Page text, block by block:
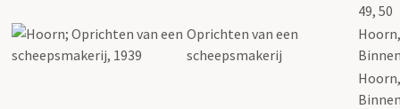
49, 50
Oprichten van een
scheepsmakerij
Hoorn,
Hoorn,